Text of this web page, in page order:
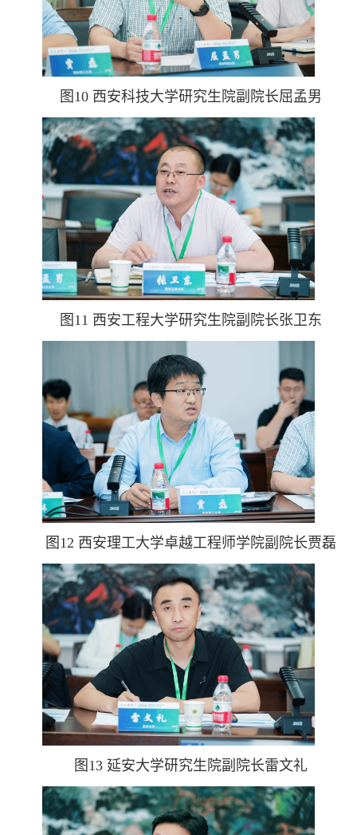
图10 西安科技大学研究生院副院长屈孟男
图11 西安工程大学研究生院副院长张卫东
图12 西安理工大学卓越工程师学院副院长贾磊
图13 延安大学研究生院副院长雷文礼